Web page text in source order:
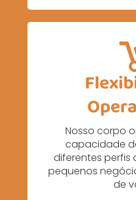
Nosso corpo
capacidade
diferentes perfis
pequenos
de